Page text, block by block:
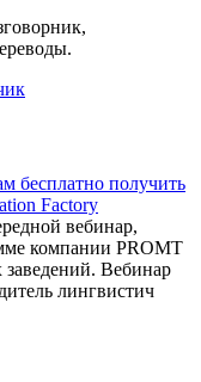
бесплатно получить
Factory
вебинар,
компании PROMT
Вебинар
лингвистич